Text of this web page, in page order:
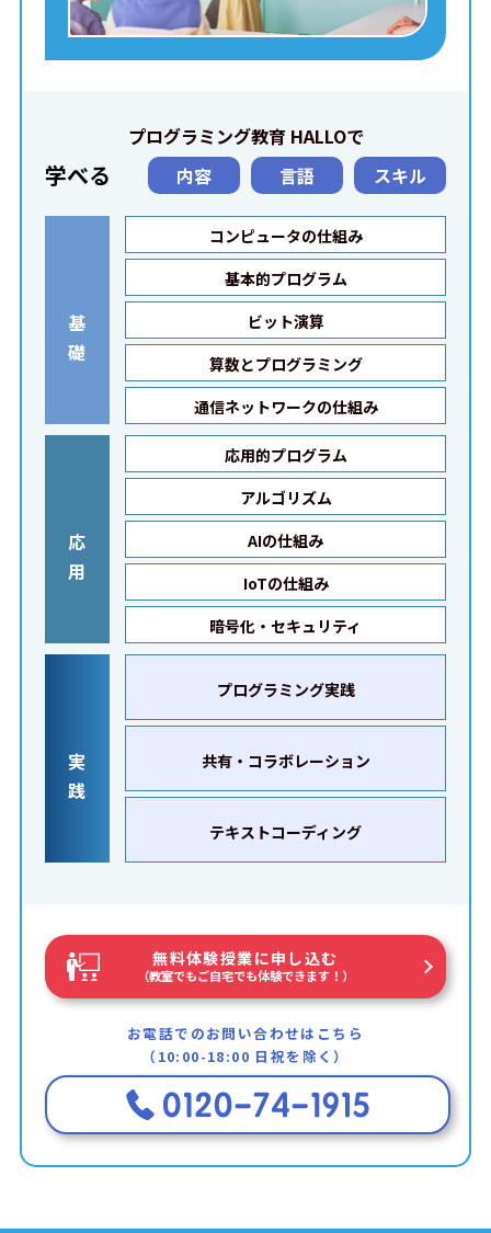
プログラミング教育 HALLOで
学べる 内容 言語 スキル
基
礎
コンピュータの仕組み
基本的プログラム
ビット演算
算数とプログラミング
通信ネットワークの仕組み
応
用
応用的プログラム
アルゴリズム
AIの仕組み
IoTの仕組み
暗号化・セキュリティ
実
践
プログラミング実践
共有・コラボレーション
テキストコーディング
無料体験授業に申し込む
（教室でもご自宅でも体験できます！）
お電話でのお問い合わせはこちら
（10:00-18:00 日祝を除く）